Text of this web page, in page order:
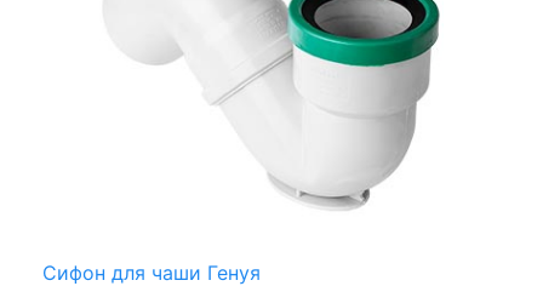
Сифон для чаши Генуя